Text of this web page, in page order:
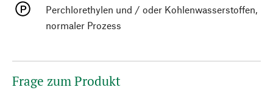
Perchlorethylen und / oder Kohlenwasserstoffen,
normaler Prozess
Frage zum Produkt